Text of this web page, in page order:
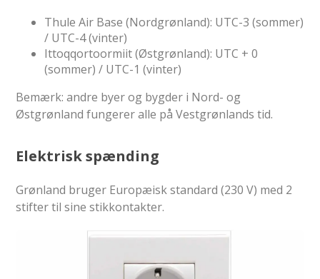
Thule Air Base (Nordgrønland): UTC-3 (sommer)
/ UTC-4 (vinter)
Ittoqqortoormiit (Østgrønland): UTC + 0
(sommer) / UTC-1 (vinter)
Bemærk: andre byer og bygder i Nord- og
Østgrønland fungerer alle på Vestgrønlands tid.
Elektrisk spænding
Grønland bruger Europæisk standard (230 V) med 2
stifter til sine stikkontakter.